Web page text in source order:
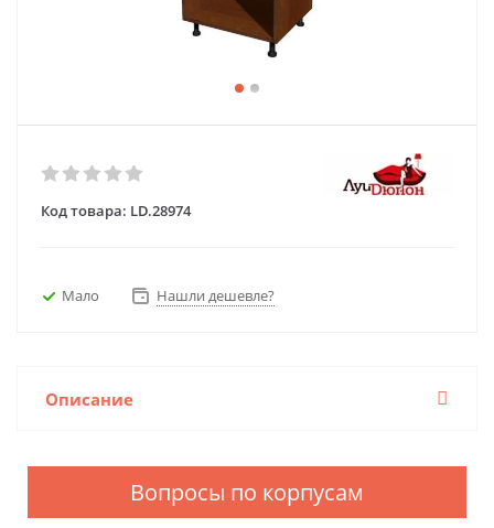
Код товара: LD.28974
Мало Нашли дешевле?
Описание
Вопросы по корпусам